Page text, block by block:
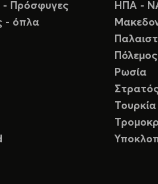
- Πρόσφυγες
- όπλα
ΗΠΑ -
Πόλεμος
Ρωσία
Τουρκία